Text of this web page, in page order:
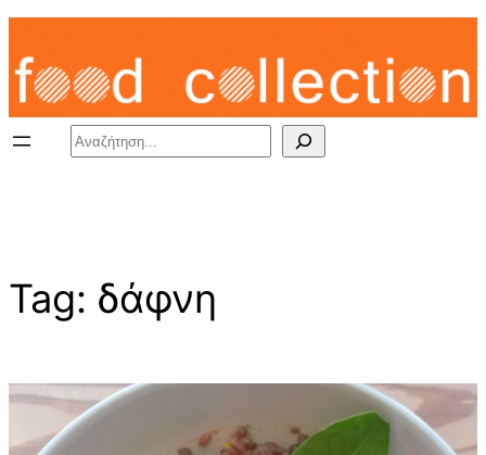
Skip
content
Search
Tag: δάφνη